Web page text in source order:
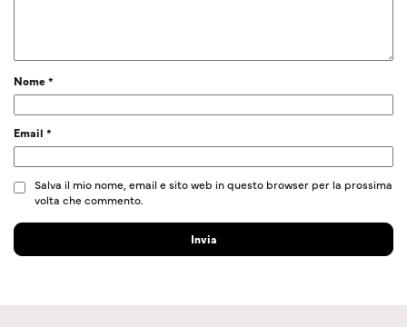
Nome*
Email *
Salva il mio nome, email e sito web in questo browser per la prossima
volta che commento.